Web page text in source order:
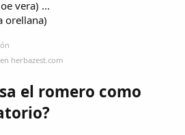
vera) ...
orellana)
herbazest.com
el romero como